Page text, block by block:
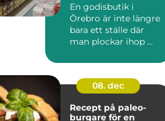
En godisbutik i
Örebro är inte längre
bara ett ställe där
man plockar ihop ...
08. dec
Recept på paleo-
burgare för en